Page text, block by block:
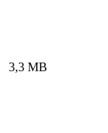
3,3 MB